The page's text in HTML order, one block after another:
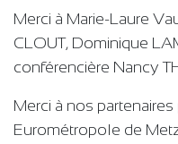
Merci à Marie-Laure
CLOUT, Dominique
conférencière Nancy
Merci à nos
Eurométropole de